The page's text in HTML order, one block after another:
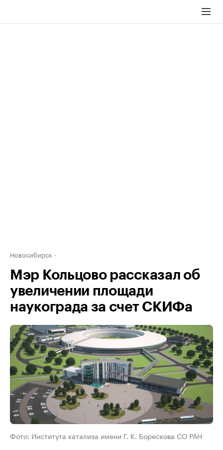
Новосибирск
Мэр Кольцово рассказал об
увеличении площади
наукограда за счет СКИФа
Фото: Института катализа имени Г. К. Борескова СО РАН